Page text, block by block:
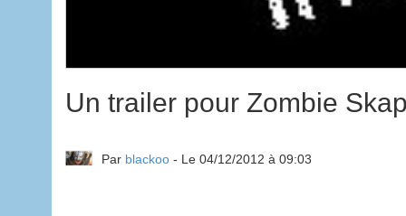
Un trailer pour Zombie
Par blackoo - Le 04/12/2012 à 09:03